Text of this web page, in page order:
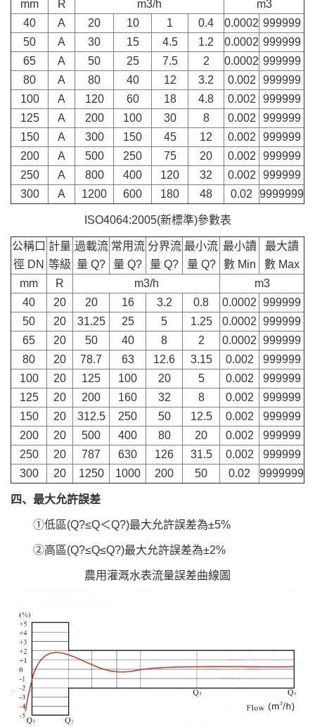
mm
R m3/h
m3
40
A 20 10 1 0.4 0.0002 999999
50
A 30 15 4.5 1.2 0.0002 999999
65
A 50 25 7.5 2 0.0002 999999
80
A 80 40 12 3.2 0.002
999999
100
A 120 60 18 4.8 0.002
999999
125
A 200 100 30 8 0.002
999999
150
A 300 150 45 12 0.002
999999
200
A 500 250 75 20 0.002
999999
250
A 800 400 120 32 0.002
999999
300
A 1200 600 180 48 0.02 9999999
ISO4064:2005(新標準)參數表
公稱口
徑 DN
計量
等級
過載流
量 Q?
常用流
量 Q?
分界流
量 Q?
最小流
量 Q?
最小讀
數 Min
最大讀
數 Max
mm
R m3/h
m3
40
20 20 16 3.2 0.8 0.0002 999999
50
20 31.25 25 5 1.25 0.0002 999999
65
20 50 40 8 2 0.0002 999999
80
20 78.7 63 12.6 3.15 0.002
999999
100
20 125 100 20 5 0.002
999999
125
20 200 160 32 8 0.002
999999
150
20 312.5 250 50 12.5 0.002
999999
200
20 500 400 80 20 0.002
999999
250
20 787 630 126 31.5 0.002
999999
300
20 1250 1000 200 50 0.02 9999999
四、最大允許誤差
①低區(Q?≤Q＜Q?)最大允許誤差為±5%
②高區(Q?≤Q≤Q?)最大允許誤差為±2%
農用灌溉水表流量誤差曲線圖